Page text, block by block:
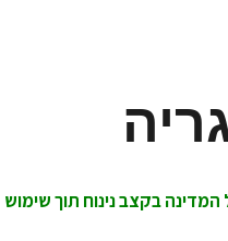
בקצב נינוח תוך שימוש